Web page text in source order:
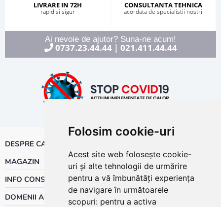
Folosim cookie-uri
Acest site web folosește cookie-
uri și alte tehnologii de urmărire
pentru a vă îmbunătăți experiența
de navigare în următoarele
scopuri: pentru a activa
LIVRARE IN 72H
rapid si sigur
CONSULTANTA TEHNICA
acordata de specialistii nostri
Ai nevoie de ajutor? Suna-ne acum!
0737.23.44.44| 021.411.44.44
DESPRE CALOR
MAGAZIN
INFO CONSUMATOR
DOMENII ACTIVITATE